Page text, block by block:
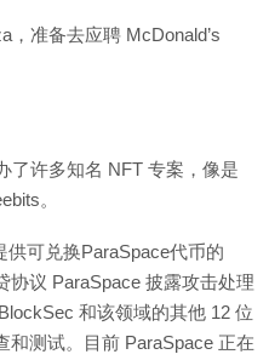
，准备去应聘 McDonald’s
了许多知名 NFT 专案，像是
。
可兑换ParaSpace代币的
协议 ParaSpace 披露攻击处理
和该领域的其他 12 位
和测试。目前 ParaSpace 正在